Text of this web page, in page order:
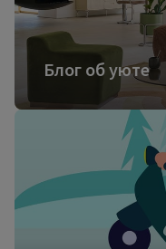
Блог об уюте
Посмотреть